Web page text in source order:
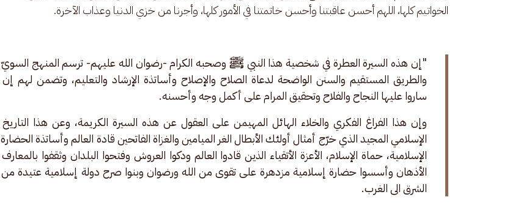
الخواتيم كلها، اللهم أحسن عاقبتنا وأحسن خاتمتنا في الأمور كلها، وأجرنا من خزي الدنيا وعذاب الآخرة.
"إن هذه السيرة العطرة في شخصية هذا النبي ﷺ وصحبه الكرام -رضوان الله عليهم- ترسم المنهج السويّ
والطريق المستقيم والسنن الواضحة لدعاة الصلاح والإصلاح وأساتذة الإرشاد والتعليم، وتضمن لهم إن
ساروا عليها النجاح والفلاح وتحقيق المرام على أكمل وجه وأحسنه.
وإن هذا الفراغ الفكري والخلاء الهائل المهيمن على العقول عن هذه السيرة الكريمة، وعن هذا التاريخ
الإسلامي المجيد الذي خرّج أمثال أولئك الأبطال الغر الميامين والغزاة الفاتحين قادة العالم وأساتذة الحضارة
الإسلامية، حماة الإسلام، الأعزة الأتقياء الذين قادوا العالم ودكوا العروش وفتحوا البلدان وثقفوا بالمعارف
الأذهان وأسسوا حضارة إسلامية مزدهرة على تقوى من الله ورضوان وبنوا صرح دولة إسلامية عتيدة من
الشرق الى الغرب.